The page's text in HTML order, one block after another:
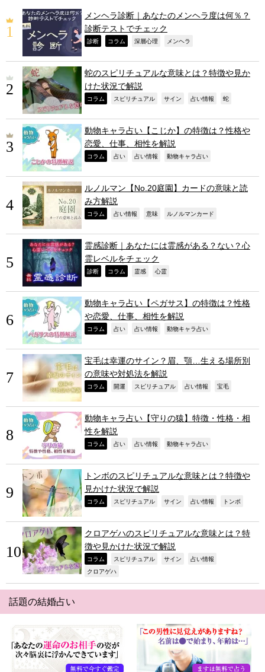
メンヘラ診断｜あなたのメンヘラ度は何％？
診断テストでチェック
診断 コラム 深層心理 メンヘラ
蛇のスピリチュアルな意味とは？特徴や見か
けた状況で解説
コラム スピリチュアル サイン 占い情報 蛇
動物キャラ占い【こじか】の特徴は？性格や
恋愛、仕事、相性を解説
コラム 占い 占い情報 動物キャラ占い
ルノルマン【No.20庭園】カードの意味と読
み方解説
コラム 占い情報 意味 ルノルマンカード
霊感診断｜あなたには霊感がある？ない？心
霊レベルをチェック
診断 コラム 霊感 心霊
動物キャラ占い【ペガサス】の特徴は？性格
や恋愛、仕事、相性を解説
コラム 占い 占い情報 動物キャラ占い
宝毛は幸運のサイン？眉、顎…生える場所別
の意味や対処法を解説
コラム 開運 スピリチュアル 占い情報 宝毛
動物キャラ占い【守りの猿】特徴・性格・相
性を解説
コラム 占い 占い情報 動物キャラ占い
トンボのスピリチュアルな意味とは？特徴や
見かけた状況で解説
コラム スピリチュアル サイン 占い情報 トンボ
クロアゲハのスピリチュアルな意味とは？特
徴や見かけた状況で解説
コラム スピリチュアル サイン 占い情報
クロアゲハ
話題の結婚占い